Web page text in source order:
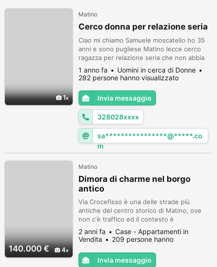
1
Matino
Cerco donna per relazione seria
Ciao mi chiamo Samuele moscatello ho 35
anni e sono pugliese Matino lecce cerco
ragazza per relazione seria che non abbia
pregiudizi non mi importa fina o grossa
separata ho con figli a carico ho più grande
di me l importante che abbia la testa sulle
spalle se realmente vuoi conoscermi
scrivimi su WhatsApp al 3280287363 ho al
email samuelemoscatello5@gmail.c...
1 anno fa
Uomini in cerca di Donne
282 persone hanno visualizzato
Invia messaggio
328028xxxx
sa****************@*****.co
m
140.000 € 4
Matino
Dimora di charme nel borgo
antico
Via Crocefisso è una delle strade più
antiche del centro storico di Matino, ove
non c'è traffico ed il contesto è
affascinante e suggestivo. In questo
pittoresco scenario, Casaserviceplus
propone in vendita una particolarissima
dimora d'epoca, indipendente e finemente
ristrutturata. La particolarità della dimora è
2 anni fa
Case - Appartamenti in
Vendita
209 persone hanno
Invia messaggio